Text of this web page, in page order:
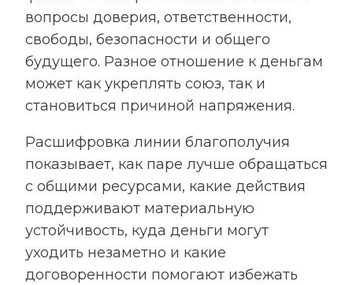
вопросы доверия, ответственности,
свободы, безопасности и общего
будущего. Разное отношение к деньгам
может как укреплять союз, так и
становиться причиной напряжения.
Расшифровка линии благополучия
показывает, как паре лучше обращаться
с общими ресурсами, какие действия
поддерживают материальную
устойчивость, куда деньги могут
уходить незаметно и какие
договоренности помогают избежать